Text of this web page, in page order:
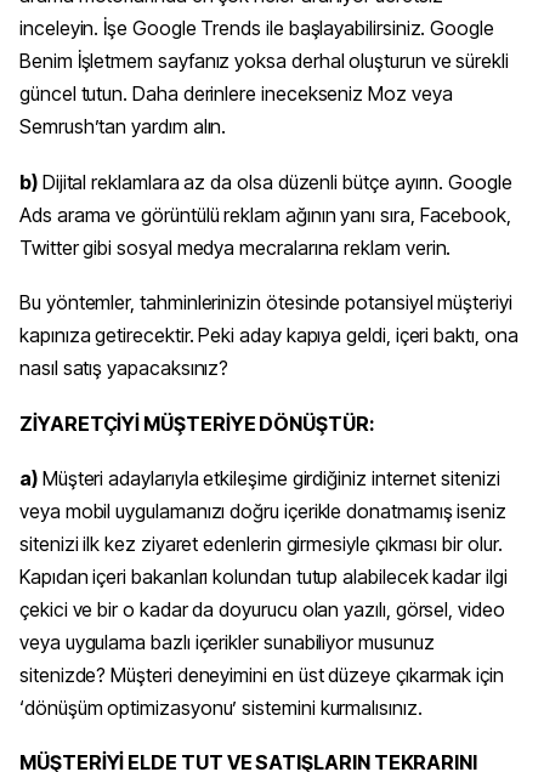
inceleyin. İşe Google Trends ile başlayabilirsiniz. Google
Benim İşletmem sayfanız yoksa derhal oluşturun ve sürekli
güncel tutun. Daha derinlere inecekseniz Moz veya
Semrush’tan yardım alın.
b)Dijital reklamlara az da olsa düzenli bütçe ayırın. Google
Ads arama ve görüntülü reklam ağının yanı sıra, Facebook,
Twitter gibi sosyal medya mecralarına reklam verin.
Bu yöntemler, tahminlerinizin ötesinde potansiyel müşteriyi
kapınıza getirecektir. Peki aday kapıya geldi, içeri baktı, ona
nasıl satış yapacaksınız?
ZİYARETÇİYİ MÜŞTERİYE DÖNÜŞTÜR:
a)Müşteri adaylarıyla etkileşime girdiğiniz internet sitenizi
veya mobil uygulamanızı doğru içerikle donatmamış iseniz
sitenizi ilk kez ziyaret edenlerin girmesiyle çıkması bir olur.
Kapıdan içeri bakanları kolundan tutup alabilecek kadar ilgi
çekici ve bir o kadar da doyurucu olan yazılı, görsel, video
veya uygulama bazlı içerikler sunabiliyor musunuz
sitenizde? Müşteri deneyimini en üst düzeye çıkarmak için
‘dönüşüm optimizasyonu’ sistemini kurmalısınız.
MÜŞTERİYİ ELDE TUT VE SATIŞLARIN TEKRARINI